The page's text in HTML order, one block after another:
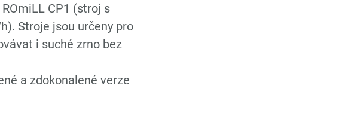
CP1 (stroj s
Stroje jsou určeny pro
i suché zrno bez
a zdokonalené verze